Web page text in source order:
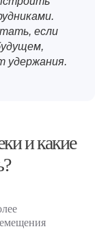
если
удержания.
и какие